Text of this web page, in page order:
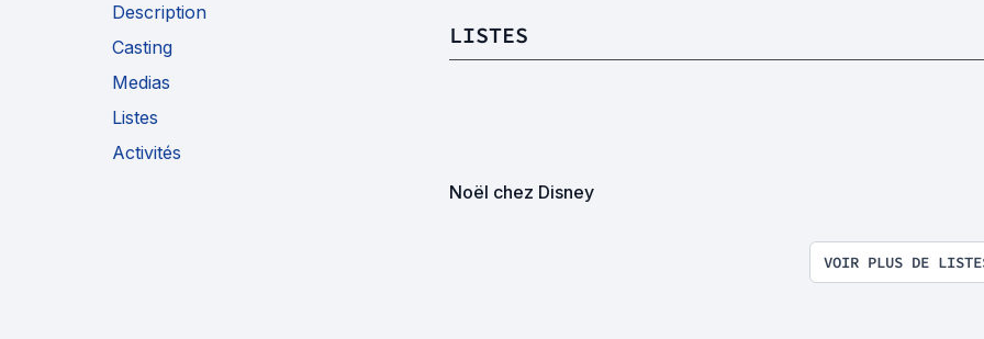
Description
Casting
Medias
Listes
Activités
LISTES
Noël chez Disney
VOIR PLUS DE